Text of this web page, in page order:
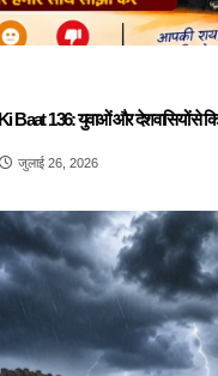
136: युवाओं और देशवासियों से
जुलाई 26, 2026